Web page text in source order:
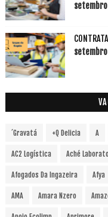
´Gravatá +Q Delicia A
AC2 Logística Aché
Afogados Da Ingazeira Afya
AMA Amara Nzero